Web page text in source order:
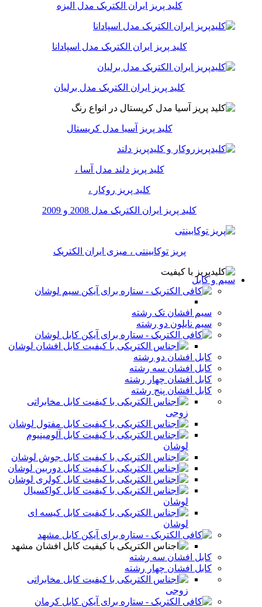
کلید پریز ایران الکتریک مدل الیزه
کلید پریز ایران الکتریک مدل اسپادانا
کلید پریز ایران الکتریک مدل برلیان
کلید پریز آسیا مدل کریستال
کلید پریز دلند مدل آسا ،
کلید پریز روکار ،
کلید پریز ایران الکتریک مدل 2008 و 2009
پریز توکابینتی ، میزی ایران الکتریک
سیم و کابل
سیم لوشان
سیم افشان تک رشته
سیم نایلون دو رشته
کابل لوشان
کابل افشان لوشان
کابل افشان دو رشته
کابل افشان سه رشته
کابل افشان چهار رشته
کابل افشان پنج رشته
کابل مخابراتی
زوجی
کابل مفتول لوشان
کابل آلومینیوم
لوشان
کابل جوش لوشان
کابل دوربین لوشان
کابل کولری لوشان
کابل کواکسیال
لوشان
کابل کیسه ای
لوشان
کابل مشهد
کابل افشان مشهد
کابل افشان سه رشته
کابل افشان چهار رشته
کابل مخابراتی
زوجی
کابل کرمان